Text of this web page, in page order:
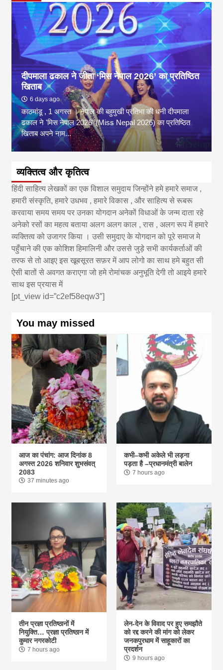
दीपमाला ढकाल ने जीता ‘मिस नेपाल 2026’ का प्रतिष्ठित
खिताब
6 days ago
काठमांडू , 1 अगस्त । नेपाल की बहुमुखी प्रतिभा की धनी दीपमाला
ढकाल ने 'मिस नेपाल 2026' (Miss Nepal 2026) का प्रतिष्ठित
खिताब अपने नाम...
व्यक्तित्व और कृतित्व
हिंदी साहित्य लेखकों का एक विशाल समुदाय जिन्होंने हमे हमारे समाज ,
हमारी संस्कृति, हमारे उधभव , हमारे विकास , और साहित्य से रूबरू
करवाया समय समय पर उनका योगदान अनेकों विधाओं के जन्म दाता रहे
अनेको रसों का महत्व बताया अलग अलग काल , रास , अलग रूप में हमारे
व्यक्तित्व को उजागर किया । उसी समुदाए के योगदान को पूरे समाज मे
पहुँचाने की एक कोशिश हिमालिनी और उससे जुड़े सभी कार्यकर्ताओं की
तरफ से तो आइए इस खूबसूरत सफ़र में आप लोगो का साथ हमे बहुत सी
ऐसी बातों से अवगत कराएगा जो हमे रोमांचक अनुभूति देगी तो आइये हमारे
साथ इस प्रयास में
[pt_view id=”c2ef58eqw3″]
You may missed
आज का पंचांग: आज दिनांक 8
अगस्त 2026 शनिवार शुभसंवत्
2083
37 minutes ago
कभी–कभी अकेले भी लड़ना
पड़ता है –प्रधानमंत्री बालेन
7 hours ago
तीन प्रज्ञा प्रतिष्ठानों में
नियुक्ति… प्रज्ञा प्रतिष्ठान में
कुमार नगरकोटी
7 hours ago
लेन-देन के विवाद पर हुए समझौते
को रद्द करने की मांग को लेकर
जनकपुरधाम में साहूकारों का
प्रदर्शन
9 hours ago